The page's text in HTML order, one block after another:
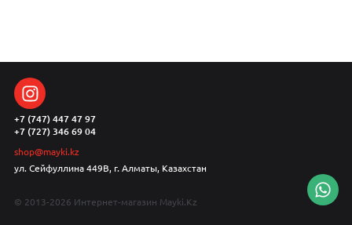
+7 (747) 447 47 97
+7 (727) 346 69 04
shop@mayki.kz
ул. Сейфуллина 449В, г. Алматы, Казахстан
© 2013-2026 Интернет-магазин Mayki.Kz